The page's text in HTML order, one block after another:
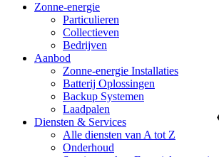
Zonne-energie
Particulieren
Collectieven
Bedrijven
Aanbod
Zonne-energie Installaties
Batterij Oplossingen
Backup Systemen
Laadpalen
Diensten & Services
Alle diensten van A tot Z
Onderhoud